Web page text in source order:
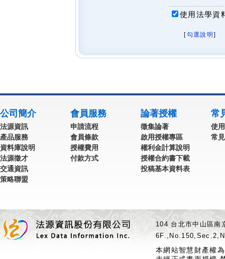
使用法學資
[勾選說明 ]
公司簡介
法源資訊
產品服務
資料庫說明
法源徵才
交通資訊
策略聯盟
會員服務
申請流程
會員條款
授權費用
付款方式
論著授權
徵集論著
啟用授權專區
權利金計算說明
授權合約書下載
投稿基本資料表
常
使
常
104 台北市中山區
本網站智慧財產權